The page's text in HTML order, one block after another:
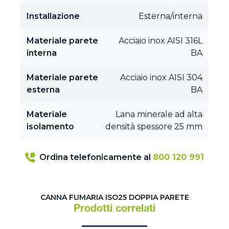
Installazione Esterna/interna
Materiale parete
interna
Acciaio inox AISI 316L
BA
Materiale parete
esterna
Acciaio inox AISI 304
BA
Materiale
isolamento
Lana minerale ad alta
densità spessore 25 mm
Ordina telefonicamente al 800 120 991
CANNA FUMARIA ISO25 DOPPIA PARETE
Prodotti correlati